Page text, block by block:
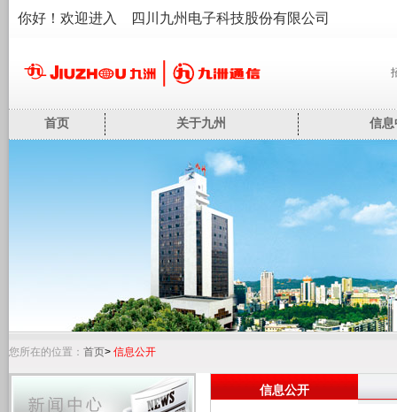
你好！欢迎进入 四川九州电子科技股份有限公司
首页 关于九州 信
您所在的位置： 首页> 信息公开
信息公开